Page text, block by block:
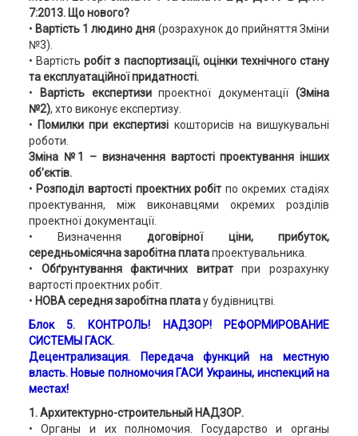
7:2013. Що нового?
• Вартість 1 людино дня (розрахунок до прийняття Зміни
№3).
• Вартістьробіт з паспортизації, оцінки технічного стану
та експлуатаційної придатності.
•
Вартість експертизипроектної документації(Зміна
№2), хто виконує експертизу.
• Помилки при експертизі кошторисів на вишукувальні
роботи.
Зміна №1 – визначення вартості проектування інших
об’єктів.
• Розподіл вартості проектних робіт по окремих стадіях
проектування, між виконавцями окремих розділів
проектної документації.
•
Визначення договірної ціни, прибуток,
середньомісячна заробітна платапроектувальника.
• Обґрунтування фактичних витратпри розрахунку
вартості проектних робіт.
• НОВА середня заробітна платау будівництві.
Блок 5. КОНТРОЛЬ! НАДЗОР! РЕФОРМИРОВАНИЕ
СИСТЕМЫ ГАСК.
Децентрализация. Передача функций на местную
власть. Новые полномочия ГАСИ Украины, инспекций на
местах!
1. Архитектурно-строительный НАДЗОР.
• Органы и их полномочия. Государство и органы